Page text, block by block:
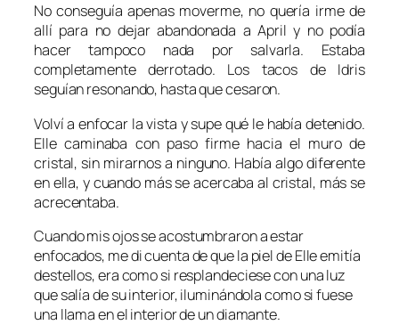
No conseguía apenas moverme, no quería irme de
allí para no dejar abandonada a April y no podía
hacer tampoco nada por salvarla. Estaba
completamente derrotado. Los tacos de Idris
seguían resonando, hasta que cesaron.
Volví a enfocar la vista y supe qué le había detenido.
Elle caminaba con paso firme hacia el muro de
cristal, sin mirarnos a ninguno. Había algo diferente
en ella, y cuando más se acercaba al cristal, más se
acrecentaba.
Cuando mis ojos se acostumbraron a estar
enfocados, me di cuenta de que la piel de Elle emitía
destellos, era como si resplandeciese con una luz
que salía de su interior, iluminándola como si fuese
una llama en el interior de un diamante.